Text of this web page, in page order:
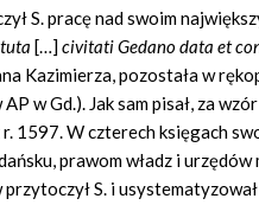
S. pracę nad swoim
[…]civitati Gedano data et
Kazimierza, pozostała w
w Gd.). Jak sam pisał, za
r. 1597. W czterech księgach
prawom władz i
przytoczył S. i